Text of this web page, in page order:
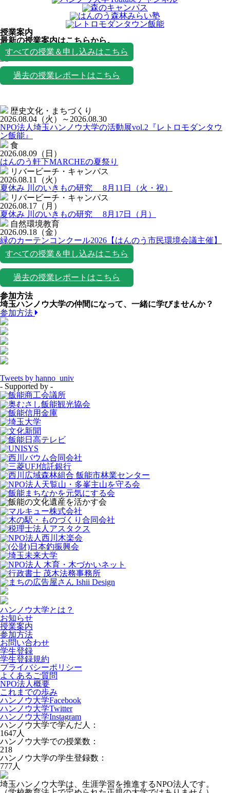
授業案内
最新の授業案内はこちらから。
授業一覧
すべての授業＆申し込みはこちら
過去の授業レポートはこちら
歴史文化・まちづくり
2026.08.04 （火）
～2026.08.30
NPO法人埼玉ハンノウ大学の活動展vol.2『レトロモダンタウ
ン飯能』
食
2026.08.09 （日）
はんのう軒下MARCHEの夏祭り
リバービーチ・キャンパス
2026.08.11
（火）
夏休み 川のいきもの研究 8月11日（火・祝）
リバービーチ・キャンパス
2026.08.17 （月）
夏休み 川のいきもの研究 8月17日（月）
自然環境教育
2026.09.18 （金）
緑のカーテンコンクール2026【はんのう市民環境会議主催】
すべての授業＆申し込みはこちら
過去の授業レポートはこちら
参加方法
埼玉ハンノウ大学の仲間になって、一緒に学びませんか？
参加方法
Tweets by hanno_univ
- Supported by -
ハンノウ大学とは？
お知らせ
授業案内
参加方法
お問い合わせ
学生登録
学生登録規約
プライバシーポリシー
よくあるご質問
NPO法人概要
これまでの歩み
ハンノウ大学Facebook
ハンノウ大学Twitter
ハンノウ大学Instagram
ハンノウ大学で学んだ人：
1647人
ハンノウ大学での授業数：
218
ハンノウ大学の学生登録数：
777人
埼玉ハンノウ大学は、生涯学習を推進するNPO法人です。